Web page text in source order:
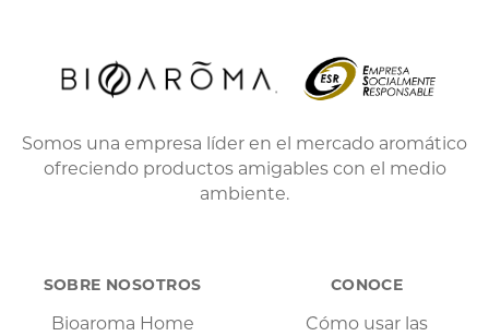
Somos una empresa líder en el mercado aromático
ofreciendo productos amigables con el medio
ambiente.
SOBRE NOSOTROS
Bioaroma Home
CONOCE
Cómo usar las